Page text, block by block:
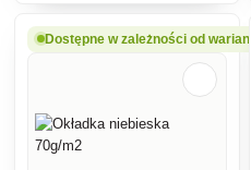
szklarni.Procent zacienienia
wynosi 65%.
Dostępne w zależności od